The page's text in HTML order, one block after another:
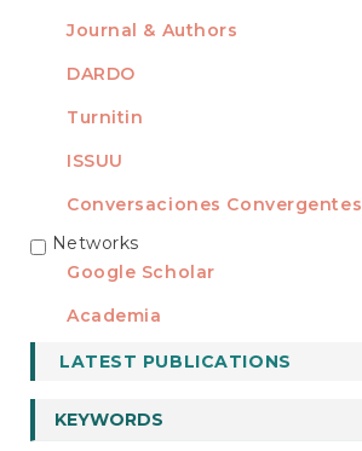
Journal & Authors
DARDO
Turnitin
ISSUU
Conversaciones Convergentes
REDES
Networks
Google Scholar
Academia
LATEST PUBLICATIONS
KEYWORDS